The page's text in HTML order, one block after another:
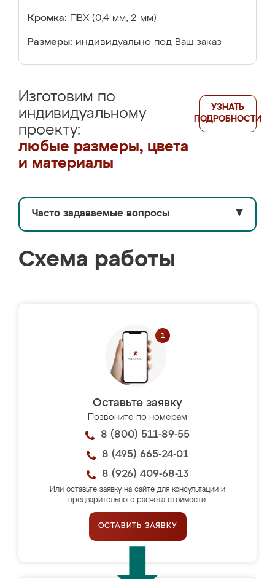
Кромка: ПВХ (0,4 мм, 2 мм)
Размеры: индивидуально под Ваш заказ
Изготовим по
индивидуальному
проекту:
любые размеры, цвета
и материалы
УЗНАТЬ
ПОДРОБНОСТИ
Часто задаваемые вопросы ▼
Схема работы
Оставьте заявку
Позвоните по номерам
8 (800) 511-89-55
8 (495) 665-24-01
8 (926) 409-68-13
Или оставьте заявку на сайте для консультации и
предварительного расчёта стоимости.
ОСТАВИТЬ ЗАЯВКУ